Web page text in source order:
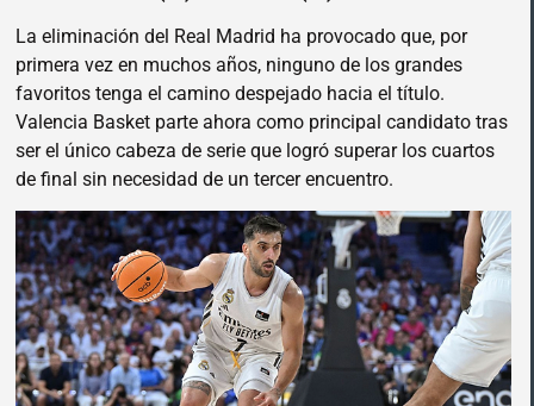
La eliminación del Real Madrid ha provocado que, por
primera vez en muchos años, ninguno de los grandes
favoritos tenga el camino despejado hacia el título.
Valencia Basket parte ahora como principal candidato tras
ser el único cabeza de serie que logró superar los cuartos
de final sin necesidad de un tercer encuentro.